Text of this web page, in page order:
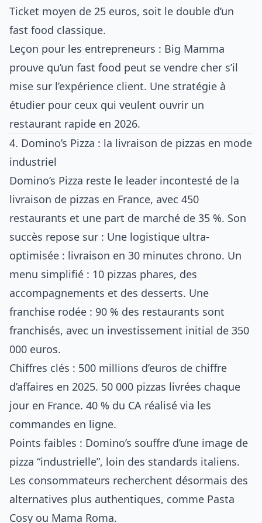
Ticket moyen de 25 euros, soit le double d’un
fast food classique.
Leçon pour les entrepreneurs : Big Mamma
prouve qu’un fast food peut se vendre cher s’il
mise sur l’expérience client. Une stratégie à
étudier pour ceux qui veulent ouvrir un
restaurant rapide en 2026.
4. Domino’s Pizza : la livraison de pizzas en mode
industriel
Domino’s Pizza reste le leader incontesté de la
livraison de pizzas en France, avec 450
restaurants et une part de marché de 35 %. Son
succès repose sur : Une logistique ultra-
optimisée : livraison en 30 minutes chrono. Un
menu simplifié : 10 pizzas phares, des
accompagnements et des desserts. Une
franchise rodée : 90 % des restaurants sont
franchisés, avec un investissement initial de 350
000 euros.
Chiffres clés : 500 millions d’euros de chiffre
d’affaires en 2025. 50 000 pizzas livrées chaque
jour en France. 40 % du CA réalisé via les
commandes en ligne.
Points faibles : Domino’s souffre d’une image de
pizza “industrielle”, loin des standards italiens.
Les consommateurs recherchent désormais des
alternatives plus authentiques, comme Pasta
Cosy ou Mama Roma.